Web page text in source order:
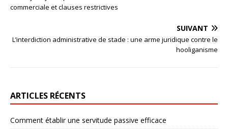
commerciale et clauses restrictives
SUIVANT
L’interdiction administrative de stade : une arme juridique contre le
hooliganisme
ARTICLES RÉCENTS
Comment établir une servitude passive efficace